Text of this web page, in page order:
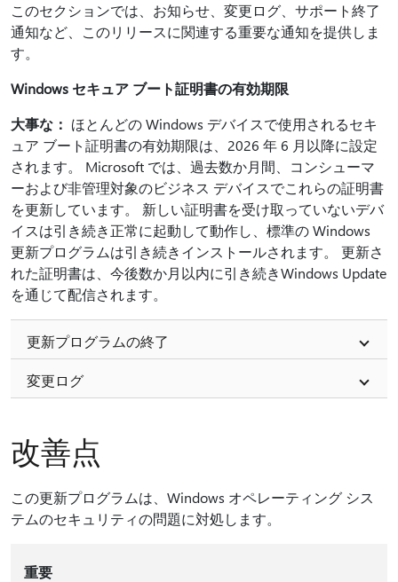
このセクションでは、お知らせ、変更ログ、サポート終了
通知など、このリリースに関連する重要な通知を提供しま
す。
Windows セキュア ブート証明書の有効期限
大事な： ほとんどの Windows デバイスで使用されるセキ
ュア ブート証明書の有効期限は、2026 年 6 月以降に設定
されます。 Microsoft では、過去数か月間、コンシューマ
ーおよび非管理対象のビジネス デバイスでこれらの証明書
を更新しています。 新しい証明書を受け取っていないデバ
イスは引き続き正常に起動して動作し、標準の Windows
更新プログラムは引き続きインストールされます。 更新さ
れた証明書は、今後数か月以内に引き続きWindows Update
を通じて配信されます。
更新プログラムの終了
変更ログ
改善点
この更新プログラムは、Windows オペレーティング シス
テムのセキュリティの問題に対処します。
重要